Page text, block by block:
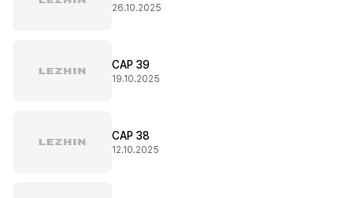
26.10.2025
CAP 39
19.10.2025
CAP 38
12.10.2025